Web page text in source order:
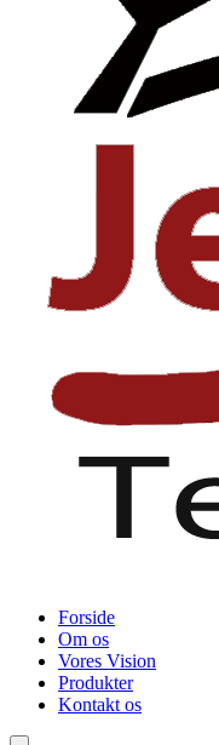
Forside
Om os
Vores Vision
Produkter
Kontakt os